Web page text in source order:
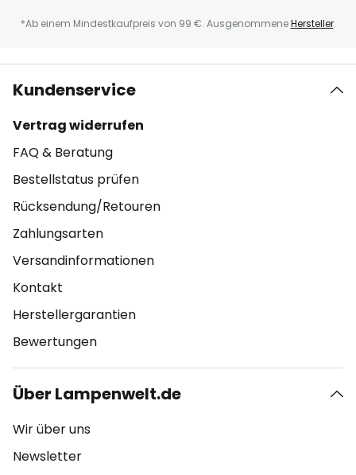
*Ab einem Mindestkaufpreis von 99 €. AusgenommeneHersteller.
Kundenservice
Vertrag widerrufen
FAQ & Beratung
Bestellstatus prüfen
Rücksendung/Retouren
Zahlungsarten
Versandinformationen
Kontakt
Herstellergarantien
Bewertungen
Über Lampenwelt.de
Wir über uns
Newsletter